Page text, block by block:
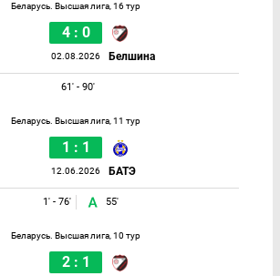
Беларусь. Высшая лига, 16 тур
4 : 0
02.08.2026 Белшина
61' - 90'
Беларусь. Высшая лига, 11 тур
1 : 1
12.06.2026 БАТЭ
1' - 76' 55'
Беларусь. Высшая лига, 10 тур
2 : 1